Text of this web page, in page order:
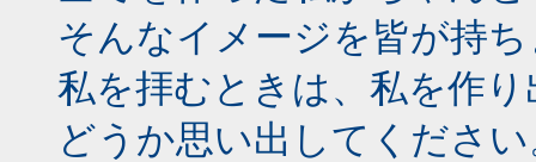
そんなイメージを皆が持
私を拝むときは、私を作
どうか思い出してくださ